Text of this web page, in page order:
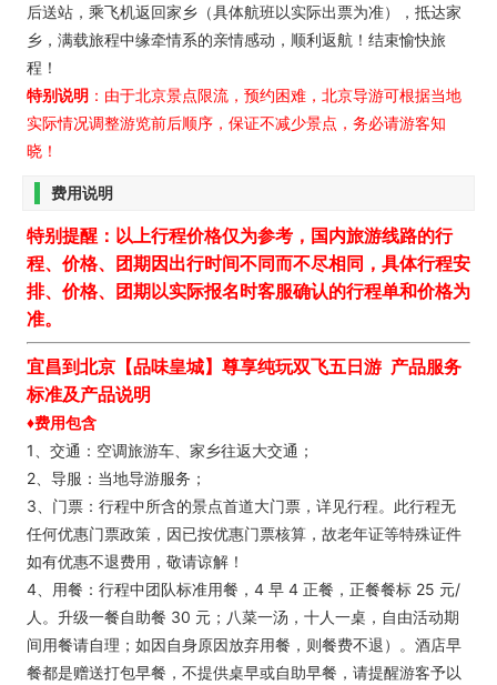
后送站，乘飞机返回家乡（具体航班以实际出票为准），抵达家
乡，满载旅程中缘牵情系的亲情感动，顺利返航！结束愉快旅
程！
特别说明 ：由于北京景点限流，预约困难，北京导游可根据当地
实际情况调整游览前后顺序，保证不减少景点，务必请游客知
晓！
费用说明
特别提醒：以上行程价格仅为参考，国内旅游线路的行
程、价格、团期因出行时间不同而不尽相同，具体行程安
排、价格、团期以实际报名时客服确认的行程单和价格为
准。
宜昌到北京【品味皇城】尊享纯玩双飞五日游 产品服务
标准及产品说明
♦费用包含
1、交通：空调旅游车、家乡往返大交通；
2、导服：当地导游服务；
3、门票：行程中所含的景点首道大门票，详见行程。此行程无
任何优惠门票政策，因已按优惠门票核算，故老年证等特殊证件
如有优惠不退费用，敬请谅解！
4、用餐：行程中团队标准用餐，4 早 4 正餐，正餐餐标 25 元/
人。升级一餐自助餐 30 元；八菜一汤，十人一桌，自由活动期
间用餐请自理；如因自身原因放弃用餐，则餐费不退）。酒店早
餐都是赠送打包早餐，不提供桌早或自助早餐，请提醒游客予以